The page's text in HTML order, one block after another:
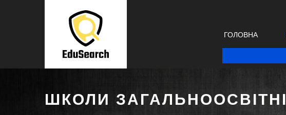
ГОЛОВНА
ШКОЛИ ЗАГАЛЬНООСВІТНІ